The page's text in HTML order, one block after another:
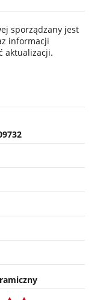
sporządzany jest
informacji
aktualizacji.